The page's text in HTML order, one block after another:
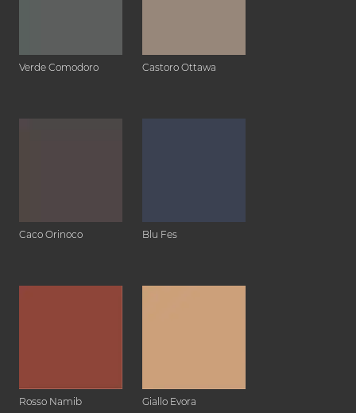
Verde Comodoro Castoro Ottawa
Caco Orinoco Blu Fes
Rosso Namib Giallo Evora